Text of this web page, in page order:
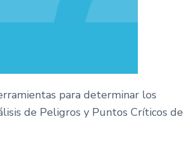
para determinar los
de Peligros y Puntos Críticos de